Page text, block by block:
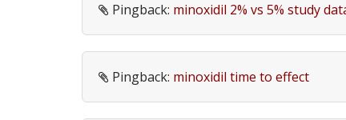
Pingback: minoxidil 2% vs 5% study
Pingback: minoxidil time to effect